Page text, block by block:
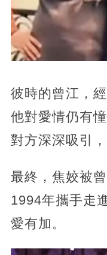
彼時的曾江，
他對愛情仍有
對方深深吸引
最終，焦姣被
1994年攜手走
愛有加。